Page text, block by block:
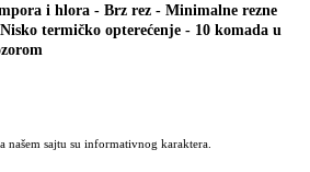
i hlora - Brz rez - Minimalne rezne
termičko opterećenje - 10 komada u
našem sajtu su informativnog karaktera.